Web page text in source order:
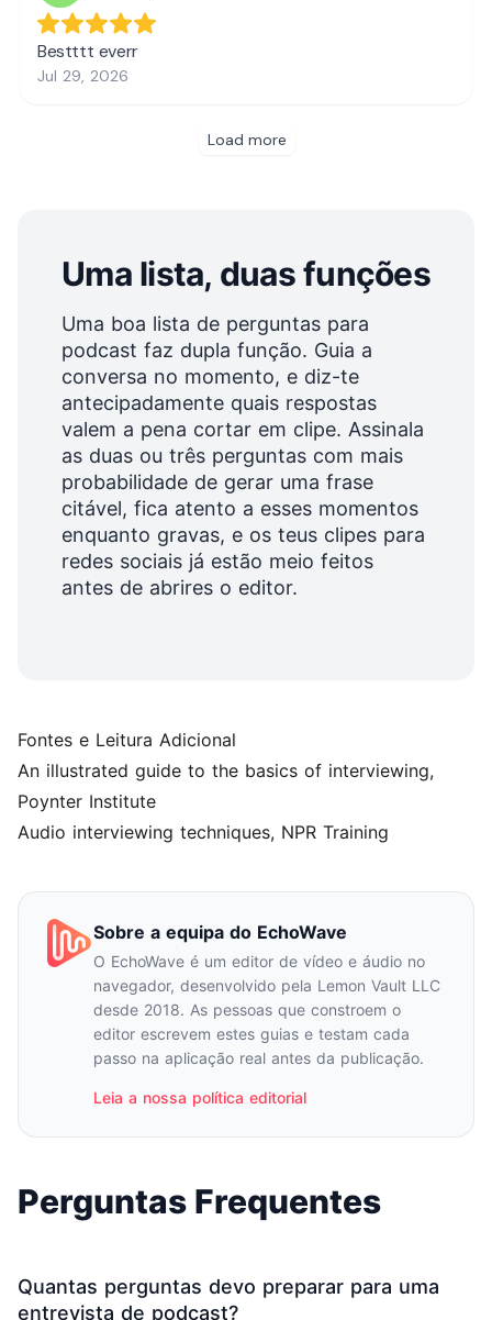
Uma lista, duas funções
Uma boa lista de perguntas para
podcast faz dupla função. Guia a
conversa no momento, e diz-te
antecipadamente quais respostas
valem a pena cortar em clipe. Assinala
as duas ou três perguntas com mais
probabilidade de gerar uma frase
citável, fica atento a esses momentos
enquanto gravas, e os teus clipes para
redes sociais já estão meio feitos
antes de abrires o editor.
Fontes e Leitura Adicional
An illustrated guide to the basics of interviewing,
Poynter Institute
Audio interviewing techniques, NPR Training
Sobre a equipa do EchoWave
O EchoWave é um editor de vídeo e áudio no
navegador, desenvolvido pela Lemon Vault LLC
desde 2018. As pessoas que constroem o
editor escrevem estes guias e testam cada
passo na aplicação real antes da publicação.
Leia a nossa política editorial
Perguntas Frequentes
Quantas perguntas devo preparar para uma
entrevista de podcast?